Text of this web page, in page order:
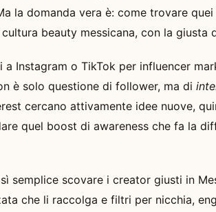
la domanda vera è: come trovare
beauty messicana, con la giusta
a Instagram o TikTok per influencer
è solo questione di follower, ma di
cercano attivamente idee nuove,
quel boost di awareness che fa la
semplice scovare i creator giusti in
che li raccolga e filtri per nicchia,